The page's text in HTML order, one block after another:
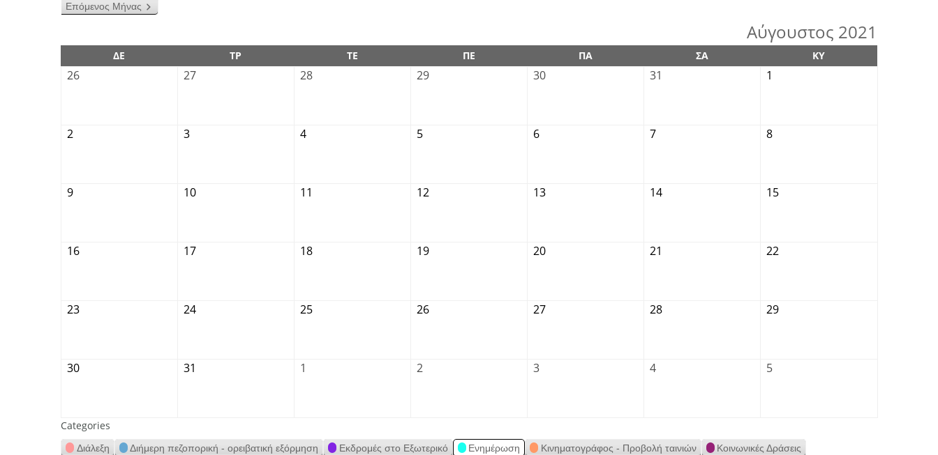
Επόμενος Μήνας
Αύγουστος 2021
ΔΕ ΤΡ ΤΕ ΠΕ ΠΑ ΣΑ ΚΥ
26 27 28 29 30 31 1
2 3 4 5 6 7 8
9 10 11 12 13 14 15
16 17 18 19 20 21 22
23 24 25 26 27 28 29
30 31 1 2 3 4 5
Categories
Διάλεξη Διήμερη πεζοπορική - ορειβατική εξόρμηση Εκδρομές στο Εξωτερικό Ενημέρωση Κινηματογράφος - Προβολή ταινιών
Κοινωνικές Δράσεις